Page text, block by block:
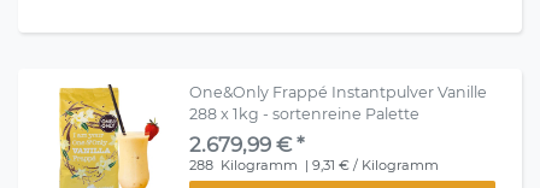
One&Only Frappé Instantpulver Vanille
288 x 1kg - sortenreine Palette
2.679,99 € *
288 Kilogramm | 9,31 € / Kilogramm